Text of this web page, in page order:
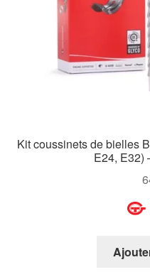
Kit coussinets de bielles
E24, E32)